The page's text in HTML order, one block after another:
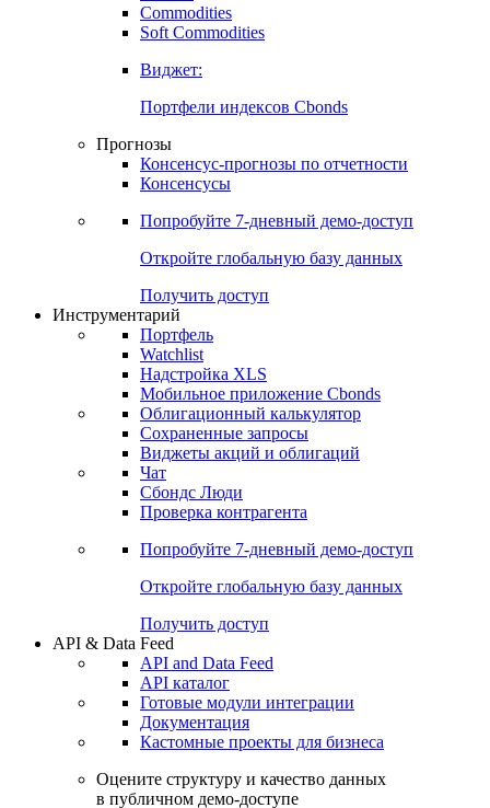
Commodities
Золото
Бензин
Soft Commodities
Виджет:
Портфели индексов Cbonds
Прогнозы
Консенсусы
Попробуйте7-дневный
Откройте глобальную базу данных
Получить доступ
Инструментарий
Портфель
Watchlist
Надстройка XLS
Мобильное приложение Cbonds
Облигационный калькулятор
Сохраненные запросы
Чат
Проверка контрагента
Попробуйте7-дневный
Откройте глобальную базу данных
Получить доступ
API & Data Feed
API and Data Feed
Готовые модули интеграции
Документация